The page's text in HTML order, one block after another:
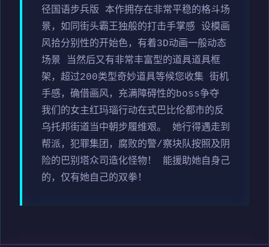
径国语步兵版 本作拥存在非常平稳的格斗场
景，如同街头霸王独般的打击手掌感 设模画
风拾分别性的开始色，有着3D动画一般动态
场景 当然后又有非常丰富型的道具道具框
架，超过200类型奇妙道具等候您收集 街机
手感，确借画风，充满障碍性的boss争夺
我们的女主红玛瑙行动在式巴比伦都市的反
乌托邦街道当中朝步履维艰。 她行得遇走到
帮派，犯罪集团，腐败的警/察块队按照及阴
险的巴别塔众司造化怪物！ 能援助她自身己
的，仅有她自己的双拳！